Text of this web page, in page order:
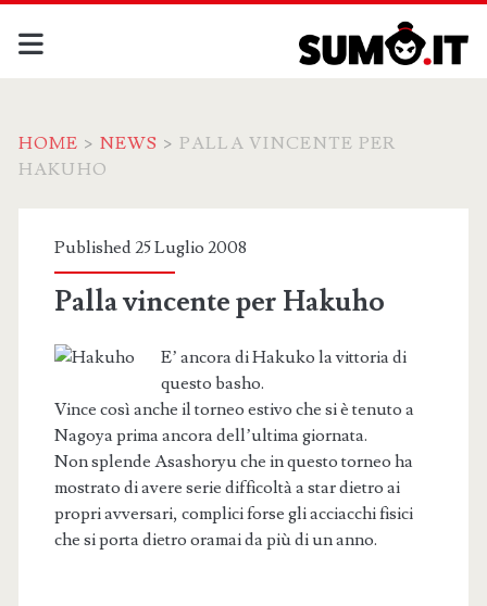
HOME > NEWS > PALLA VINCENTE PER
HAKUHO
Published 25 Luglio 2008
Palla vincente per Hakuho
E’ ancora di Hakuko la vittoria di
questo basho.
Vince così anche il torneo estivo che si è tenuto a
Nagoya prima ancora dell’ultima giornata.
Non splende Asashoryu che in questo torneo ha
mostrato di avere serie difficoltà a star dietro ai
propri avversari, complici forse gli acciacchi fisici
che si porta dietro oramai da più di un anno.